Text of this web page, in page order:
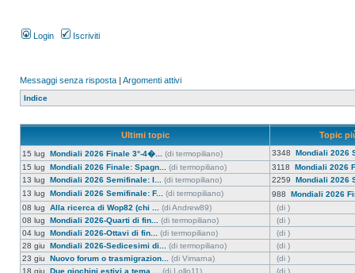
Login Iscriviti
Messaggi senza risposta | Argomenti attivi
Indice
Ultimi topic Topic
15 lug Mondiali 2026 Finale 3°-4�... (di termopiliano) 3348 Mondiali 2026
15 lug Mondiali 2026 Finale: Spagn... (di termopiliano) 3118 Mondiali 2026
13 lug Mondiali 2026 Semifinale: I... (di termopiliano) 2259 Mondiali 2026
13 lug Mondiali 2026 Semifinale: F... (di termopiliano) 988 Mondiali 2026
08 lug Alla ricerca di Wop82 (chi ... (di Andrew89)
(di )
08 lug Mondiali 2026-Quarti di fin... (di termopiliano)
(di )
04 lug Mondiali 2026-Ottavi di fin... (di termopiliano)
(di )
28 giu Mondiali 2026-Sedicesimi di... (di termopiliano)
(di )
23 giu Nuovo forum o trasmigrazion... (di Vimarna)
(di )
18 giu Due giochini estivi a tema ... (di Lollo11) (di )